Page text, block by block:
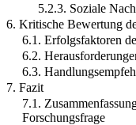
5.2.3. Soziale
6. Kritische Bewertung
6.1. Erfolgsfaktoren
6.2.
6.3.
7. Fazit
7.1.
Forschungsfrage